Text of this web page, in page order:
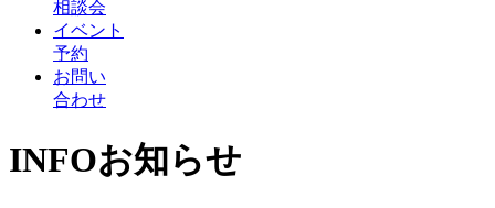
相談会
イベント
予約
お問い
合わせ
INFOお知らせ